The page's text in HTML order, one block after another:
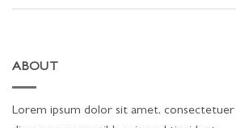
ABOUT
Lorem ipsum dolor sit amet, consectetuer